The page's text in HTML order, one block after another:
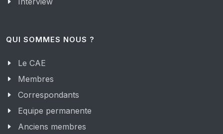
QUI SOMMES NOUS ?
Le CAE
Membres
Correspondants
Equipe permanente
Anciens membres